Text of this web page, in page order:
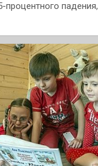
процентного